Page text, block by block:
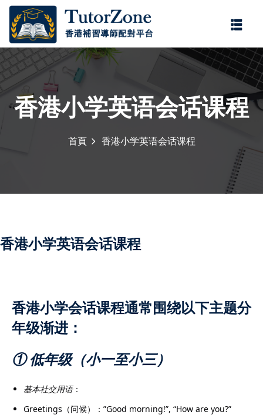
香港小学英语会话课程
首頁 香港小学英语会话课程
香港小学英语会话课程
香港小学会话课程通常围绕以下主题分
年级渐进：
① 低年级（小一至小三）
基本社交用语：
Greetings（问候）：”Good morning!”, “How are you?”
登錄